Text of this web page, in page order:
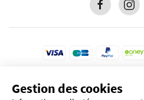
Gestion des cookies
Pour votre protection, ce site est sécurisé